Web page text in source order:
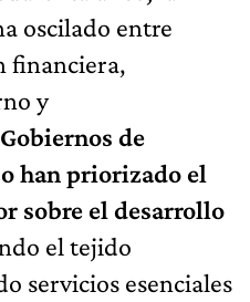
oscilado entre
financiera,
y
de
han priorizado el
sobre el desarrollo
el tejido
servicios esenciales